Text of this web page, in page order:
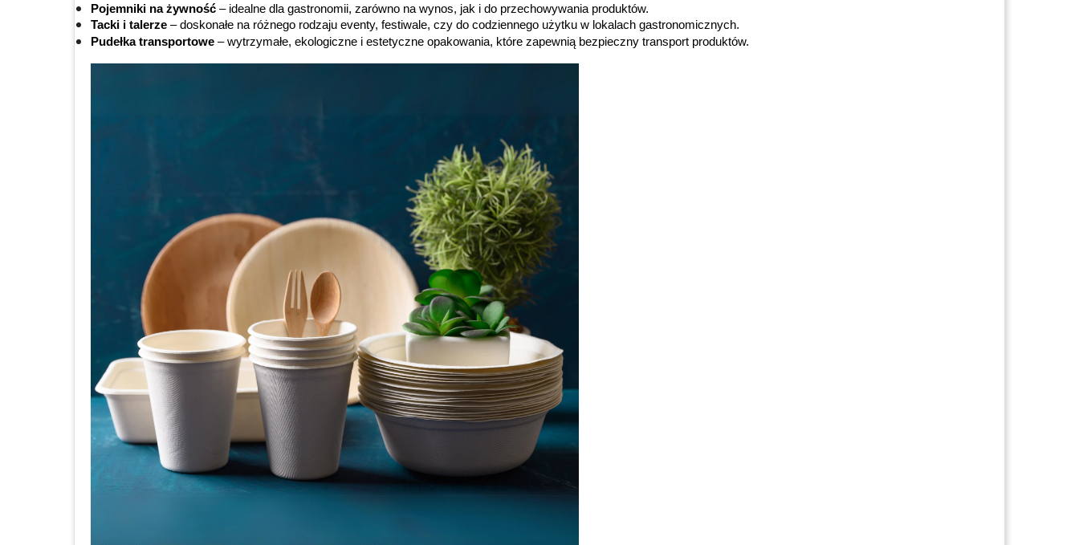
Pojemniki na żywność – idealne dla gastronomii, zarówno na wynos, jak i do przechowywania produktów.
Tacki i talerze – doskonałe na różnego rodzaju eventy, festiwale, czy do codziennego użytku w lokalach gastronomicznych.
Pudełka transportowe – wytrzymałe, ekologiczne i estetyczne opakowania, które zapewnią bezpieczny transport produktów.